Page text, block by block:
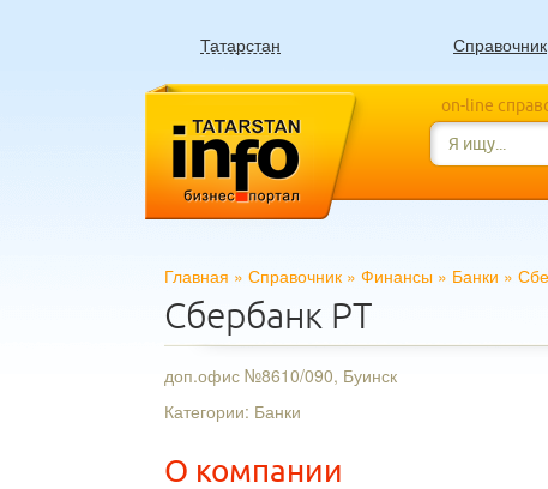
Татарстан Справочник
on-line
Главная » Справочник » Финансы » Банки »
Сбербанк РТ
доп.офис №8610/090, Буинск
Категории: Банки
О компании